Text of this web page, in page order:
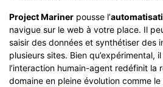
Project Mariner pousse l’
navigue sur le web à votre place. Il
saisir des données et synthétiser des
plusieurs sites. Bien qu’expérimental,
l’interaction humain-agent redéfinit la
domaine en pleine évolution comme